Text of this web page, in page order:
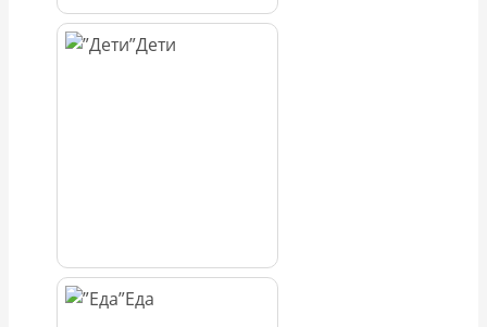
Дети
Еда